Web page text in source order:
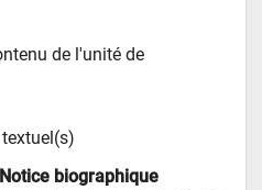
de l'unité de
biographique